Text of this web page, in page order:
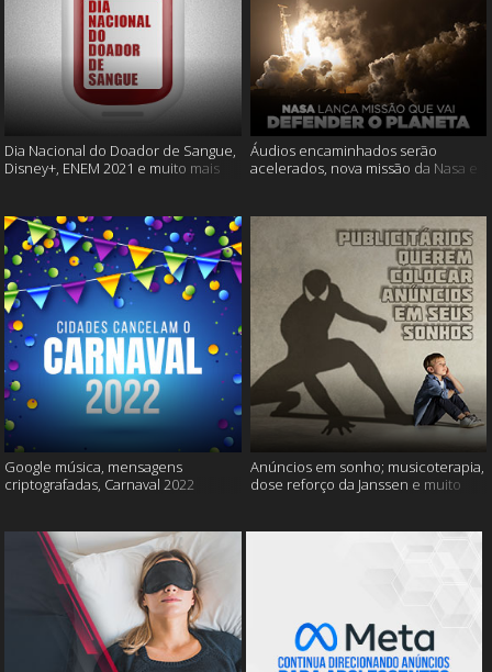
Dia Nacional do Doador de Sangue,
Disney+, ENEM 2021 e muito mais
Áudios encaminhados serão
acelerados, nova missão da Nasa e
Google música, mensagens
criptografadas, Carnaval 2022
Anúncios em sonho; musicoterapia,
dose reforço da Janssen e muito